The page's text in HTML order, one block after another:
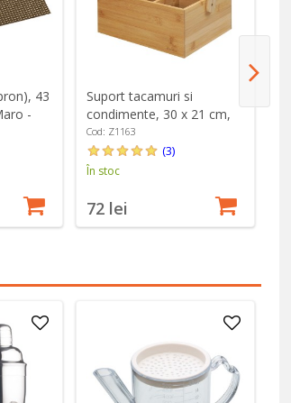
43
-
Suport tacamuri si
condimente, 30 x 21 cm,
bambus - Zokura
Cod: Z1163
(3)
În stoc
72 lei